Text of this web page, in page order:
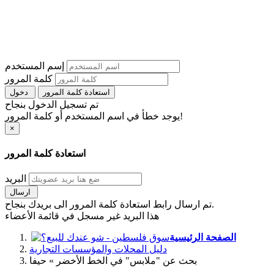
إسم المستخدم
كلمة المرور
استعادة كلمة المرور
تم تسجيل الدخول بنجاح
يوجد خطأ في اسم المستخدم أو كلمة المرور!
×
استعادة كلمة المرور
البريد
تم ارسال رابط استعادة كلمة المرور الى بريدك بنجاح.
هذا البريد غير مسجل في قائمة الأعضاء
الصفحة الرئيسية
دليل المحلات والمؤسسات التجارية
بحث عن "ملابس" في الخط الأخضر » حيفا